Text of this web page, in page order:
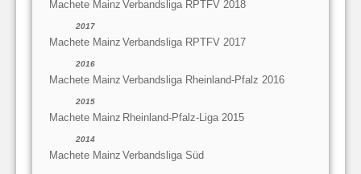
Machete Mainz Verbandsliga RPTFV 2018
2017
Machete Mainz Verbandsliga RPTFV 2017
2016
Machete Mainz Verbandsliga Rheinland-Pfalz 2016
2015
Machete Mainz Rheinland-Pfalz-Liga 2015
2014
Machete Mainz Verbandsliga Süd